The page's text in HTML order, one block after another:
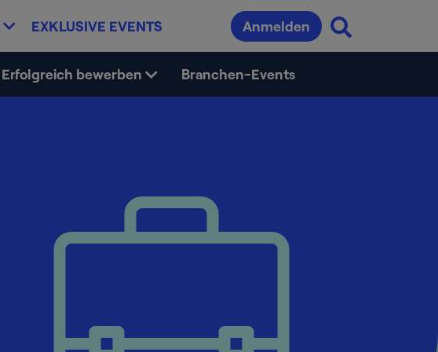
EXKLUSIVE EVENTS Anmelden
Erfolgreich bewerben Branchen-Events